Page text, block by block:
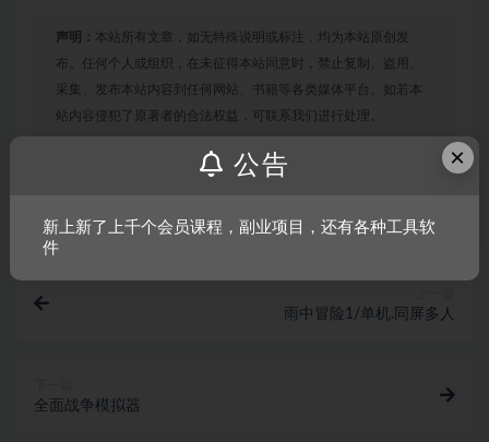
声明： 本站所有文章，如无特殊说明或标注，均为本站原创发
布。任何个人或组织，在未征得本站同意时，禁止复制、盗用、
采集、发布本站内容到任何网站、书籍等各类媒体平台。如若本
站内容侵犯了原著者的合法权益，可联系我们进行处理。
雨中冒险1/单机.同屏多人
全面战争模拟器
×
公告
新上新了上千个会员课程，副业项目，还有各种工具软
件